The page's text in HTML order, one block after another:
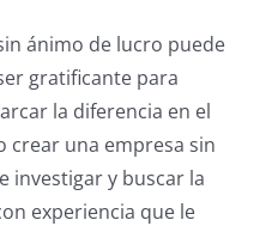
ánimo de lucro puede
gratificante para
la diferencia en el
crear una empresa sin
investigar y buscar la
experiencia que le